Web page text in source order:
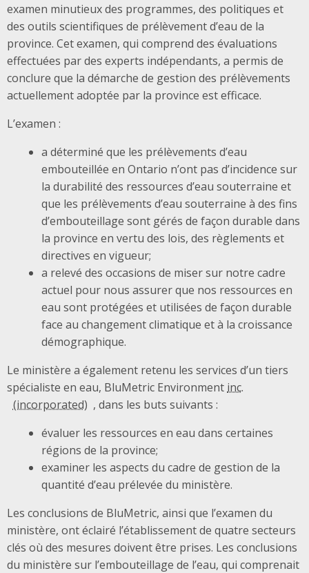
examen minutieux des programmes, des politiques et
des outils scientifiques de prélèvement d’eau de la
province. Cet examen, qui comprend des évaluations
effectuées par des experts indépendants, a permis de
conclure que la démarche de gestion des prélèvements
actuellement adoptée par la province est efficace.
L’examen :
a déterminé que les prélèvements d’eau
embouteillée en Ontario n’ont pas d’incidence sur
la durabilité des ressources d’eau souterraine et
que les prélèvements d’eau souterraine à des fins
d’embouteillage sont gérés de façon durable dans
la province en vertu des lois, des règlements et
directives en vigueur;
a relevé des occasions de miser sur notre cadre
actuel pour nous assurer que nos ressources en
eau sont protégées et utilisées de façon durable
face au changement climatique et à la croissance
démographique.
Le ministère a également retenu les services d’un tiers
spécialiste en eau, BluMetric Environment inc.
, dans les buts suivants :
évaluer les ressources en eau dans certaines
régions de la province;
examiner les aspects du cadre de gestion de la
quantité d’eau prélevée du ministère.
Les conclusions de BluMetric, ainsi que l’examen du
ministère, ont éclairé l’établissement de quatre secteurs
clés où des mesures doivent être prises. Les conclusions
du ministère sur l’embouteillage de l’eau, qui comprenait